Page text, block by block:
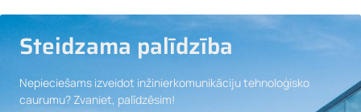
Steidzama palīdzība
Nepieciešams izveidot inžinierkomunikāciju tehnoloģisko
caurumu? Zvaniet, palīdzēsim!